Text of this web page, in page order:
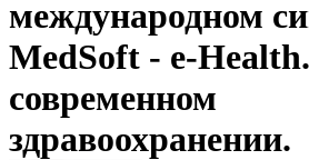
международном
MedSoft - e-
современном
здравоохранении.